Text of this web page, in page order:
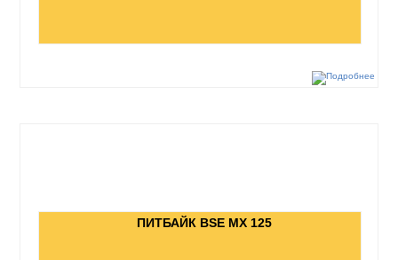
ПИТБАЙК BSE MX 125